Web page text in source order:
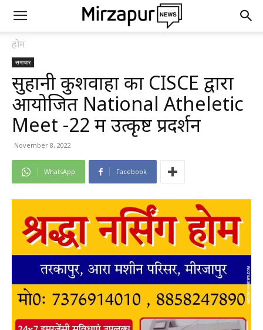
होम
समाचार
सुहानी कुशवाहा का CISCE द्वारा
आयोजित National Atheletic
Meet -22 में उत्कृष्ट प्रदर्शन
November 8, 2022
WhatsApp Facebook